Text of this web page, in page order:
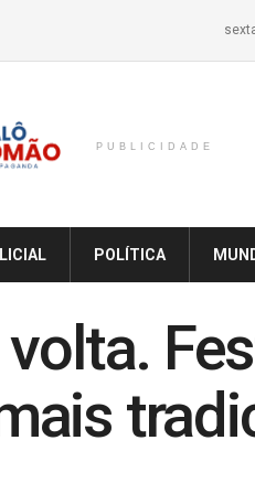
PUBLICIDADE
POLÍTICA